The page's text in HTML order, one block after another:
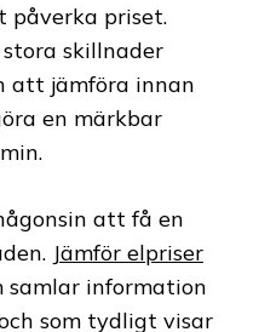
priset.
skillnader
att jämföra innan
en märkbar
att få en
Jämför elpriser
samlar information
som tydligt visar